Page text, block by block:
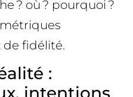
? où ? pourquoi ?
de fidélité.
:
intentions